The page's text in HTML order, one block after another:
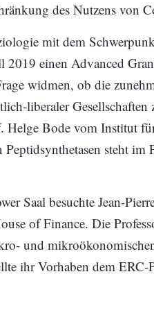
des Nutzens von
mit dem
einen Advanced
widmen, ob die
liberaler Gesellschaften
Bode vom Institut
steht im
Saal besuchte Jean-
of Finance. Die
und
ihr Vorhaben dem ERC-